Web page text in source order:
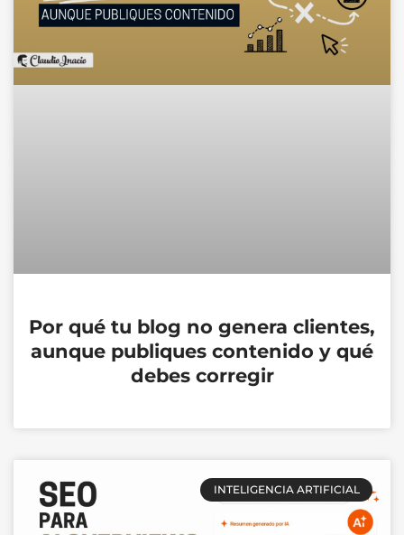
Por qué tu blog no genera clientes,
aunque publiques contenido y qué
debes corregir
INTELIGENCIA ARTIFICIAL